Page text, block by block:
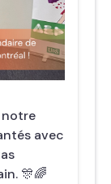
avec
🎊🌈